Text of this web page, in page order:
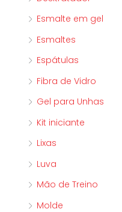
Esmalte em gel
Esmaltes
Espátulas
Fibra de Vidro
Gel para Unhas
Kit iniciante
Lixas
Luva
Mão de Treino
Molde